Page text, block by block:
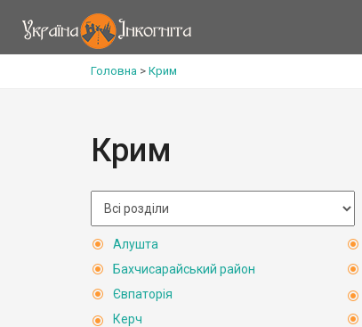
Головна > Крим
Крим
Алушта
Бахчисарайський район
Євпаторія
Керч